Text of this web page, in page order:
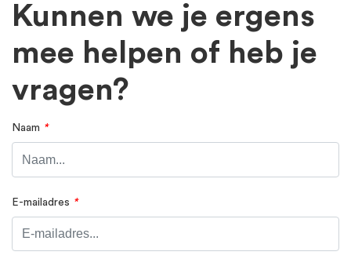
Kunnen we je ergens
mee helpen of heb je
vragen?
Naam *
E-mailadres *